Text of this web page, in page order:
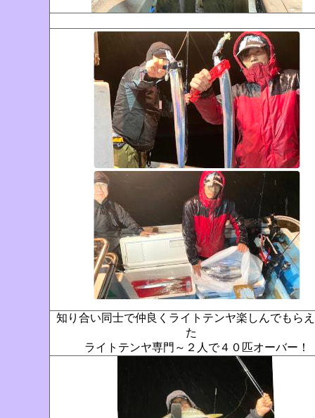
知り合い同士で仲良くライトテンヤ楽しんでもら
た
ライトテンヤ専門～２人で４０匹オーバー！